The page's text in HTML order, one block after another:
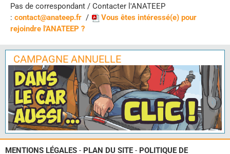
Pas de correspondant / Contacter l'ANATEEP
: contact@anateep.fr /
Vous êtes intéressé(e) pour
rejoindre l'ANATEEP ?
CAMPAGNE ANNUELLE
MENTIONS LÉGALES - PLAN DU SITE - POLITIQUE DE